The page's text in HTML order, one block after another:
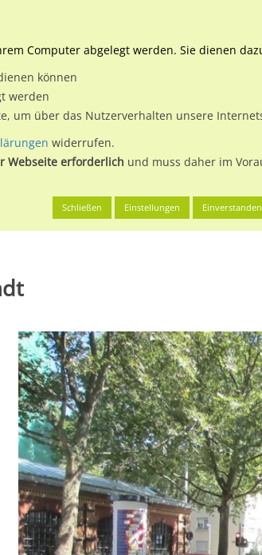
Plakatwerbung
Rheinallee/Am Zollhafen
Computer abgelegt werden. Sie dienen
können
werden
um über das Nutzerverhalten unsere
widerrufen.
Webseite erforderlich und muss daher im
Schließen Einstellungen Einverstanden